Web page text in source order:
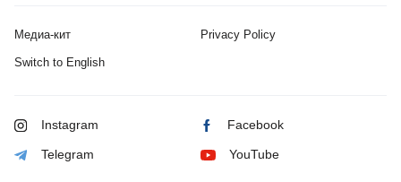
Медиа-кит Privacy Policy
Switch to English
Instagram Facebook
Telegram YouTube